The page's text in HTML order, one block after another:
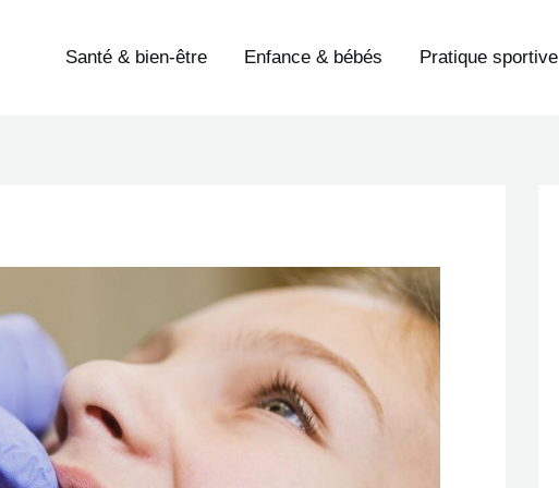
Santé & bien-être Enfance & bébés Pratique sportive